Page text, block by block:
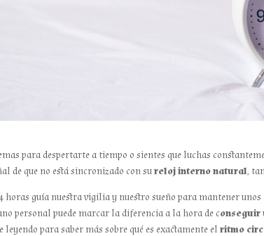
para despertarte a tiempo o sientes que luchas
de que no está sincronizado con sureloj interno natural,
horas guía nuestra vigilia y nuestro sueño para mantener
personal puede marcar la diferencia a la hora de conseguir
leyendo para saber más sobre qué es exactamente elritmo